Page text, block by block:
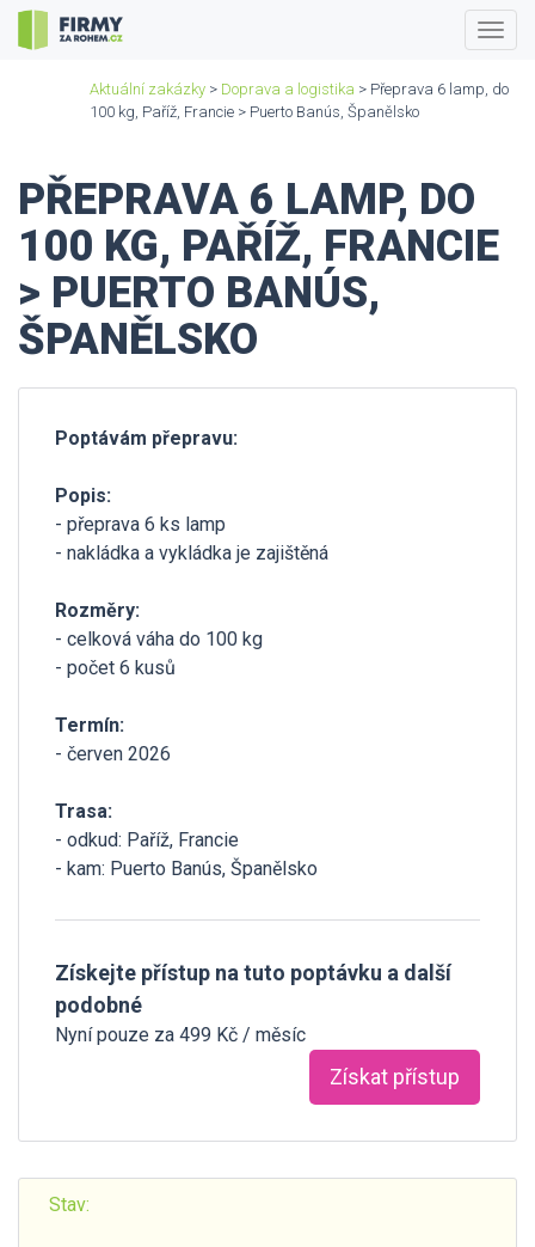
Aktuální zakázky > Doprava a logistika > Přeprava 6 lamp, do
100 kg, Paříž, Francie > Puerto Banús, Španělsko
PŘEPRAVA 6 LAMP, DO
100 KG, PAŘÍŽ, FRANCIE
> PUERTO BANÚS,
ŠPANĚLSKO
Poptávám přepravu:
Popis:
- přeprava 6 ks lamp
- nakládka a vykládka je zajištěná
Rozměry:
- celková váha do 100 kg
- počet 6 kusů
Termín:
- červen 2026
Trasa:
- odkud: Paříž, Francie
- kam: Puerto Banús, Španělsko
Získejte přístup na tuto poptávku a další
podobné
Nyní pouze za 499 Kč / měsíc
Získat přístup
Stav: